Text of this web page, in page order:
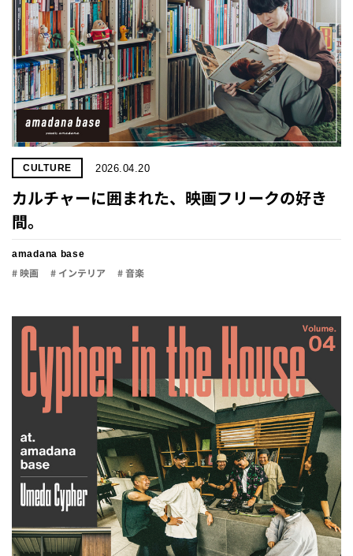
CULTURE 2026.04.20
カルチャーに囲まれた、映画フリークの好き
間。
amadana base
# 映画 # インテリア # 音楽